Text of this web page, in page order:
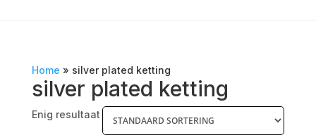
Home » silver plated ketting
silver plated ketting
Enig resultaat